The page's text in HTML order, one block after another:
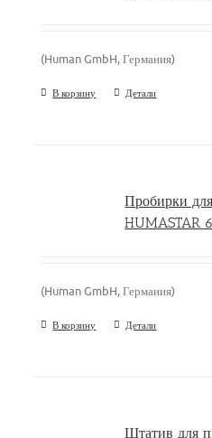
(Human GmbH, Германия)
В корзину Детали
Пробирки
HUMASTAR
(Human GmbH, Германия)
В корзину Детали
Штатив для